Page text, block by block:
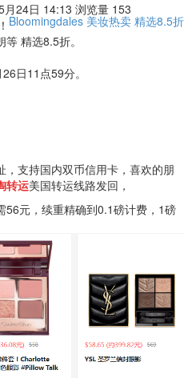
月24日 14:13 浏览量 153
Bloomingdales 美妆热卖 精选8.5折
精选8.5折。
日11点59分。
，支持国内双币信用卡，喜欢的朋
转运美国转运线路发回，
56元，续重精确到0.1磅计费，1磅